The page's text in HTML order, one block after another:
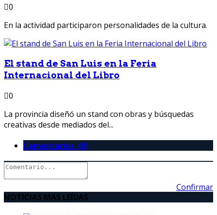
0
En la actividad participaron personalidades de la cultura.
El stand de San Luis en la Feria
Internacional del Libro
0
La provincia diseñó un stand con obras y búsquedas
creativas desde mediados del...
Comentarios (0)
Confirmar
NOTICIAS MAS LEÍDAS